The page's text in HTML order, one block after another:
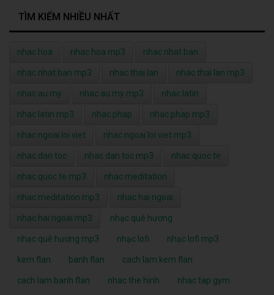
TÌM KIẾM NHIỀU NHẤT
nhac hoa nhac hoa mp3 nhac nhat ban
nhac nhat ban mp3 nhac thai lan nhac thai lan mp3
nhac au my nhac au my mp3 nhac latin
nhac latin mp3 nhac phap nhac phap mp3
nhac ngoai loi viet nhac ngoai loi viet mp3
nhac dan toc nhac dan toc mp3 nhac quoc te
nhac quoc te mp3 nhac meditation
nhac meditation mp3 nhac hai ngoai
nhac hai ngoai mp3 nhạc quê hương
nhạc quê hương mp3 nhạc lofi nhạc lofi mp3
kem flan banh flan cach lam kem flan
cach lam banh flan nhac the hinh nhac tap gym